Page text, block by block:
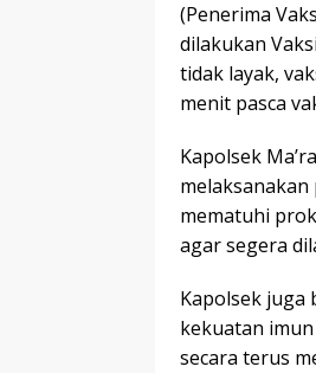
(Penerima
dilakukan
tidak layak,
menit pasca
Kapolsek
mematuhi
agar segera
Kapolsek juga
kekuatan
secara terus